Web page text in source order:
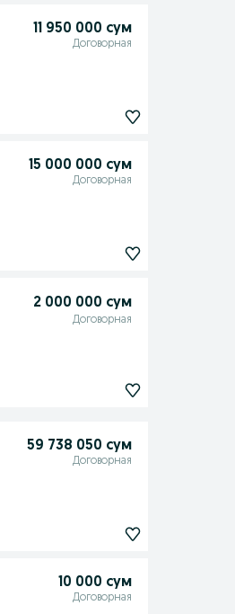
11 950 000 сум
Договорная
15 000 000 сум
Договорная
2 000 000 сум
Договорная
59 738 050 сум
Договорная
10 000 сум
Договорная